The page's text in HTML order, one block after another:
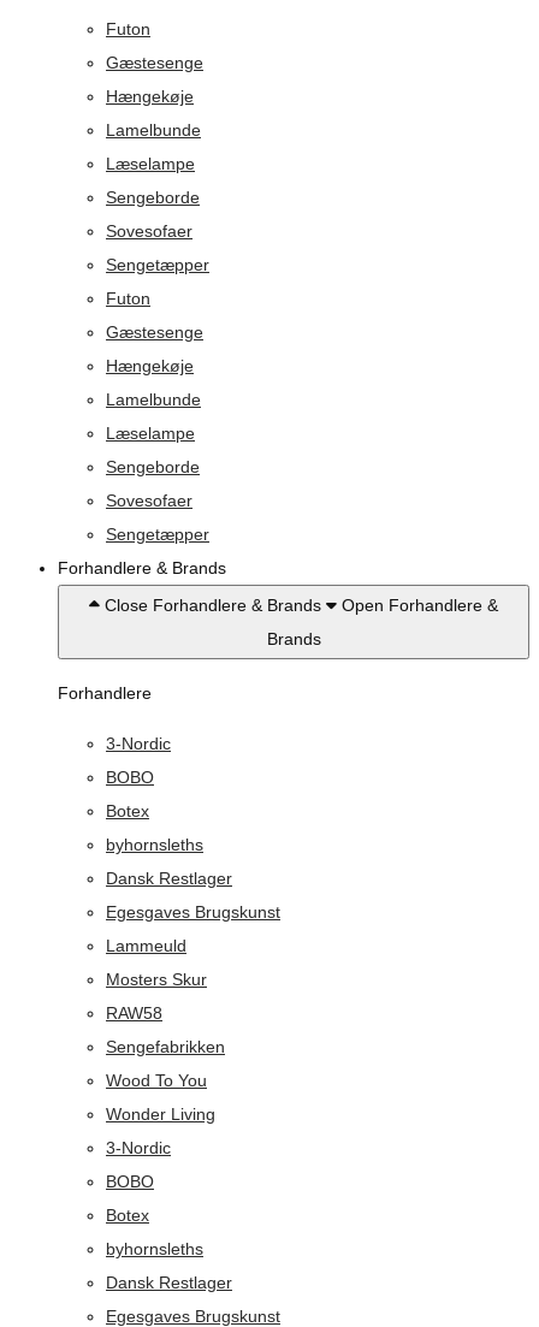
Futon
Gæstesenge
Hængekøje
Lamelbunde
Læselampe
Sengeborde
Sovesofaer
Sengetæpper
Futon
Gæstesenge
Hængekøje
Lamelbunde
Læselampe
Sengeborde
Sovesofaer
Sengetæpper
Forhandlere & Brands
Close Forhandlere & Brands
Open Forhandlere &
Brands
Forhandlere
3-Nordic
BOBO
Botex
byhornsleths
Dansk Restlager
Egesgaves Brugskunst
Lammeuld
Mosters Skur
RAW58
Sengefabrikken
Wood To You
Wonder Living
3-Nordic
BOBO
Botex
byhornsleths
Dansk Restlager
Egesgaves Brugskunst